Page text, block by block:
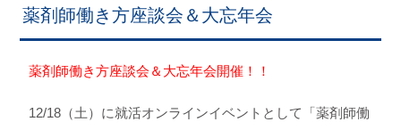
薬剤師働き方座談会＆大忘年会
薬剤師働き方座談会＆大忘年会開催！！
12/18（土）に就活オンラインイベントとして「薬剤師働